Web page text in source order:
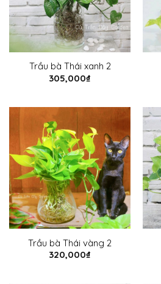
Trầu bà Thái xanh 2
305,000₫
Trầu bà Thái vàng 2
320,000₫